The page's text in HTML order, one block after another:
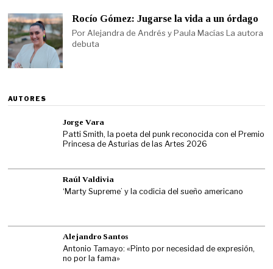
Rocío Gómez: Jugarse la vida a un órdago
Por Alejandra de Andrés y Paula Macías La autora
debuta
AUTORES
Jorge Vara
Patti Smith, la poeta del punk reconocida con el Premio
Princesa de Asturias de las Artes 2026
Raúl Valdivia
‘Marty Supreme’ y la codicia del sueño americano
Alejandro Santos
Antonio Tamayo: «Pinto por necesidad de expresión,
no por la fama»